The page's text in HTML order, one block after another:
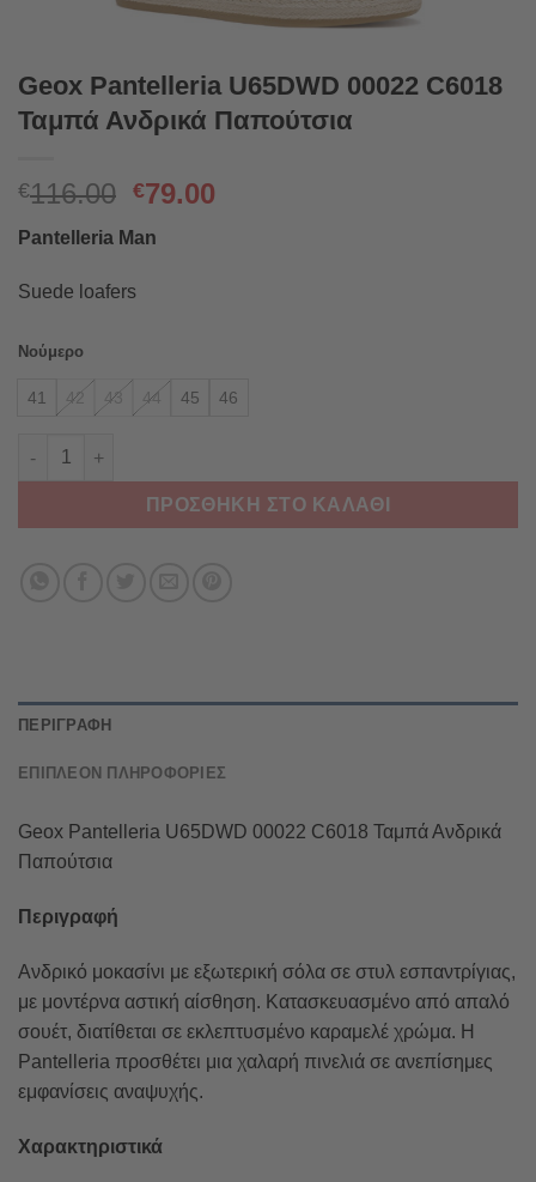
Geox Pantelleria U65DWD 00022 C6018
Ταμπά Ανδρικά Παπούτσια
€116.00 Original
was:
€79.00
Pantelleria Man
Suede loafers
Νούμερο
41 42 43 44 45 46
Geox Pantelleria U65DWD 00022 C6018 Ταμπά Ανδρικά
ΠΡΟΣΘΉΚΗ ΣΤΟ ΚΑΛΆΘΙ
ΠΕΡΙΓΡΑΦΉ
ΕΠΙΠΛΈΟΝ ΠΛΗΡΟΦΟΡΊΕΣ
Geox Pantelleria U65DWD 00022 C6018 Ταμπά Ανδρικά
Παπούτσια
Περιγραφή
Ανδρικό μοκασίνι με εξωτερική σόλα σε στυλ εσπαντρίγιας,
με μοντέρνα αστική αίσθηση. Κατασκευασμένο από απαλό
σουέτ, διατίθεται σε εκλεπτυσμένο καραμελέ χρώμα. Η
Pantelleria προσθέτει μια χαλαρή πινελιά σε ανεπίσημες
εμφανίσεις αναψυχής.
Χαρακτηριστικά